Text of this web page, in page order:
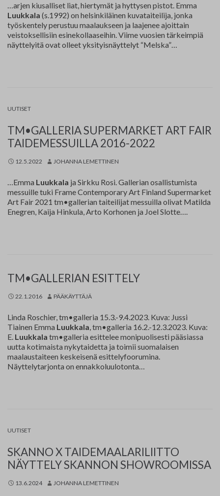
…arjen kiusalliset liat, hiertymät ja hyttysen pistot. Emma
Luukkala (s.1992) on helsinkiläinen kuvataiteilija, jonka
työskentely perustuu maalaukseen ja laajenee ajoittain
veistoksellisiin esinekollaaseihin. Viime vuosien tärkeimpiä
näyttelyitä ovat olleet yksityisnäyttelyt “Melska”…
UUTISET
TM•GALLERIA SUPERMARKET ART FAIR
TAIDEMESSUILLA 2016-2022
12.5.2022 JOHANNA LEMETTINEN
…Emma Luukkala ja Sirkku Rosi. Gallerian osallistumista
messuille tuki Frame Contemporary Art Finland Supermarket
Art Fair 2021 tm•gallerian taiteilijat messuilla olivat Matilda
Enegren, Kaija Hinkula, Arto Korhonen ja Joel Slotte….
TM•GALLERIAN ESITTELY
22.1.2016 PÄÄKÄYTTÄJÄ
Linda Roschier, tm•galleria 15.3.-9.4.2023. Kuva: Jussi
Tiainen Emma Luukkala, tm•galleria 16.2.-12.3.2023. Kuva:
E. Luukkala tm•galleria esittelee monipuolisesti pääsiassa
uutta kotimaista nykytaidetta ja toimii suomalaisen
maalaustaiteen keskeisenä esittelyfoorumina.
Näyttelytarjonta on ennakkoluulotonta…
UUTISET
SKANNO X TAIDEMAALARILIITTO
NÄYTTELY SKANNON SHOWROOMISSA
13.6.2024 JOHANNA LEMETTINEN